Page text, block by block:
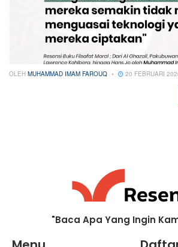
OLEH MUHAMMAD IMAM FAROUQ 20 FEBRUARI
"Baca Apa Yang Ingin